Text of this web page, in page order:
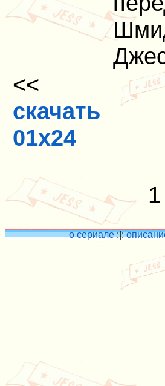
<<
скачать
01x24
о сериале:|: